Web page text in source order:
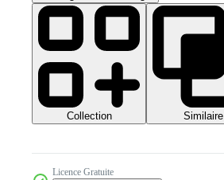
Collection Similaire
Licence Gratuite